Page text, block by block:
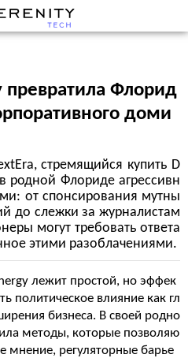
превратила Флорид
доми
стремящийся купить D
родной Флориде агрессивн
от спонсирования мутны
до слежки за журналистам
могут требовать ответа
этими разоблачениями.
лежит простой, но эффек
политическое влияние как гл
бизнеса. В своей родно
методы, которые позволяю
мнение, регуляторные барье